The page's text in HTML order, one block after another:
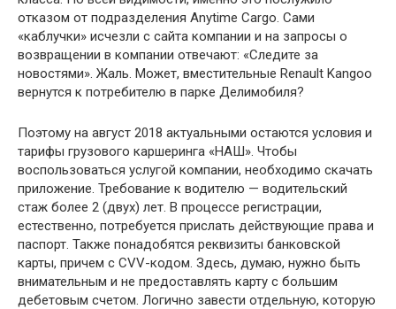
отказом от подразделения Anytime Cargo. Сами
«каблучки» исчезли с сайта компании и на запросы о
возвращении в компании отвечают: «Следите за
новостями». Жаль. Может, вместительные Renault Kangoo
вернутся к потребителю в парке Делимобиля?
Поэтому на август 2018 актуальными остаются условия и
тарифы грузового каршеринга «НАШ». Чтобы
воспользоваться услугой компании, необходимо скачать
приложение. Требование к водителю — водительский
стаж более 2 (двух) лет. В процессе регистрации,
естественно, потребуется прислать действующие права и
паспорт. Также понадобятся реквизиты банковской
карты, причем с CVV-кодом. Здесь, думаю, нужно быть
внимательным и не предоставлять карту с большим
дебетовым счетом. Логично завести отдельную, которую